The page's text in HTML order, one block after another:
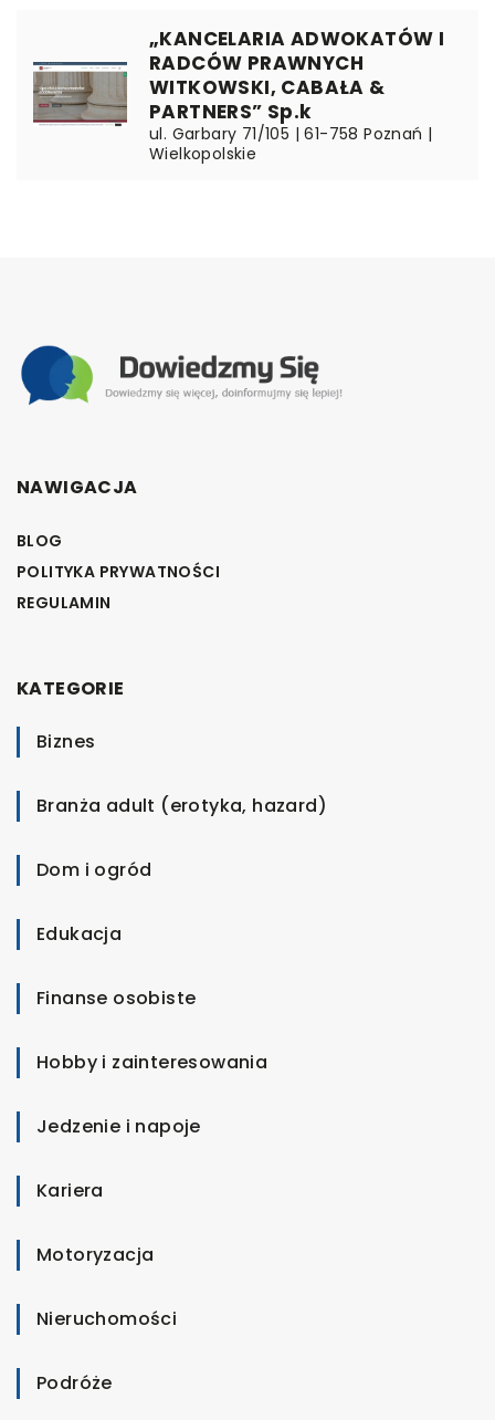
„KANCELARIA ADWOKATÓW I
RADCÓW PRAWNYCH
WITKOWSKI, CABAŁA &
PARTNERS” Sp.k
ul. Garbary 71/105 | 61-758 Poznań |
Wielkopolskie
NAWIGACJA
BLOG
POLITYKA PRYWATNOŚCI
REGULAMIN
KATEGORIE
Biznes
Branża adult (erotyka, hazard)
Dom i ogród
Edukacja
Finanse osobiste
Hobby i zainteresowania
Jedzenie i napoje
Kariera
Motoryzacja
Nieruchomości
Podróże